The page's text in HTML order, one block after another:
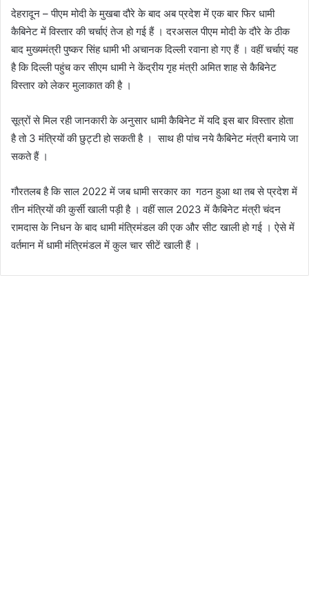
देहरादून – पीएम मोदी के मुखबा दौरे के बाद अब प्रदेश में एक बार फिर धामी
कैबिनेट में विस्तार की चर्चाएं तेज हो गई हैं । दरअसल पीएम मोदी के दौरे के ठीक
बाद मुख्यमंत्री पुष्कर सिंह धामी भी अचानक दिल्ली रवाना हो गए हैं । वहीं चर्चाएं यह
है कि दिल्ली पहुंच कर सीएम धामी ने केंद्रीय गृह मंत्री अमित शाह से कैबिनेट
विस्तार को लेकर मुलाकात की है ।
सूत्रों से मिल रही जानकारी के अनुसार धामी कैबिनेट में यदि इस बार विस्तार होता
है तो 3 मंत्रियों की छुट्टी हो सकती है । साथ ही पांच नये कैबिनेट मंत्री बनाये जा
सकते हैं ।
गौरतलब है कि साल 2022 में जब धामी सरकार का गठन हुआ था तब से प्रदेश में
तीन मंत्रियों की कुर्सी खाली पड़ी है । वहीं साल 2023 में कैबिनेट मंत्री चंदन
रामदास के निधन के बाद धामी मंत्रिमंडल की एक और सीट खाली हो गई । ऐसे में
वर्तमान में धामी मंत्रिमंडल में कुल चार सीटें खाली हैं ।